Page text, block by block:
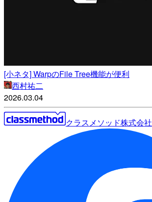
[小ネタ] WarpのFile Tree機能が便利
西村祐二
2026.03.04
クラスメソッド株式会社